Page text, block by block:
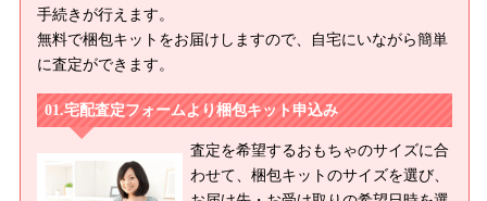
手続きが行えます。
無料で梱包キットをお届けしますので、自宅にいながら簡単
に査定ができます。
宅配査定フォームより梱包キット申込み
査定を希望するおもちゃのサイズに合
わせて、梱包キットのサイズを選び、